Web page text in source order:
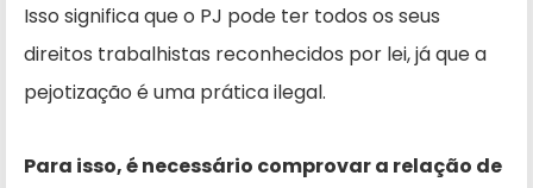
Isso significa que o PJ pode ter todos os seus
direitos trabalhistas reconhecidos por lei, já que a
pejotização é uma prática ilegal.
Para isso, é necessário comprovar a relação de